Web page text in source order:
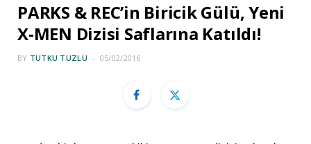
PARKS & REC’in Biricik Gülü, Yeni
X-MEN Dizisi Saflarına Katıldı!
BY TUTKU TUZLU 05/02/2016